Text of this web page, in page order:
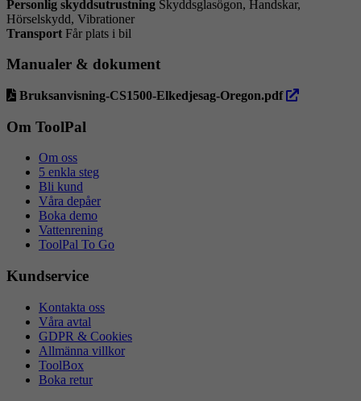
Personlig skyddsutrustning Skyddsglasögon, Handskar,
Hörselskydd, Vibrationer
Transport Får plats i bil
Manualer & dokument
Bruksanvisning-CS1500-Elkedjesag-Oregon.pdf öppna
Om ToolPal
Om oss
5 enkla steg
Bli kund
Våra depåer
Boka demo
Vattenrening
ToolPal To Go
Kundservice
Kontakta oss
Våra avtal
GDPR & Cookies
Allmänna villkor
ToolBox
Boka retur